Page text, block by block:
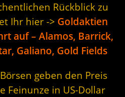
Rückblick zu
Ihr hier -> Goldaktien
auf – Alamos, Barrick,
Galiano, Gold Fields
geben den Preis
Feinunze in US-Dollar